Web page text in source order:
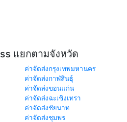
แยกตามจังหวัด
ค่าจัดส่งกรุงเทพมหานคร
ค่าจัดส่งกาฬสินธุ์
ค่าจัดส่งขอนแก่น
ค่าจัดส่งฉะเชิงเทรา
ค่าจัดส่งชัยนาท
ค่าจัดส่งชุมพร